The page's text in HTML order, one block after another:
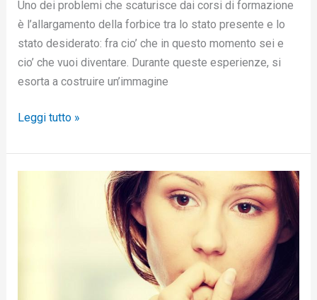
Uno dei problemi che scaturisce dai corsi di formazione
è l’allargamento della forbice tra lo stato presente e lo
stato desiderato: fra cio’ che in questo momento sei e
cio’ che vuoi diventare. Durante queste esperienze, si
esorta a costruire un’immagine
Leggi tutto »